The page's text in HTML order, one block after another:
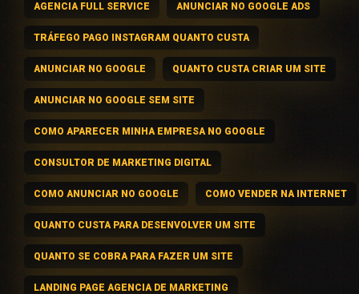
AGENCIA FULL SERVICE ANUNCIAR NO GOOGLE ADS
TRÁFEGO PAGO INSTAGRAM QUANTO CUSTA
ANUNCIAR NO GOOGLE QUANTO CUSTA CRIAR UM SITE
ANUNCIAR NO GOOGLE SEM SITE
COMO APARECER MINHA EMPRESA NO GOOGLE
CONSULTOR DE MARKETING DIGITAL
COMO ANUNCIAR NO GOOGLE COMO VENDER NA INTERNET
QUANTO CUSTA PARA DESENVOLVER UM SITE
QUANTO SE COBRA PARA FAZER UM SITE
LANDING PAGE AGENCIA DE MARKETING